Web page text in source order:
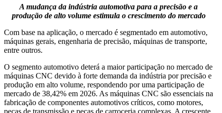
A mudança da indústria automotiva para a precisão e a
produção de alto volume estimula o crescimento do mercado
Com base na aplicação, o mercado é segmentado em automotivo,
máquinas gerais, engenharia de precisão, máquinas de transporte,
entre outros.
O segmento automotivo deterá a maior participação no mercado de
máquinas CNC devido à forte demanda da indústria por precisão e
produção em alto volume, respondendo por uma participação de
mercado de 38,42% em 2026. As máquinas CNC são essenciais na
fabricação de componentes automotivos críticos, como motores,
peças de transmissão e peças de carroceria complexas. A crescente